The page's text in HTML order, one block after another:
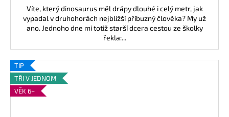
Víte, který dinosaurus měl drápy dlouhé i celý metr, jak
vypadal v druhohorách nejbližší příbuzný člověka? My už
ano. Jednoho dne mi totiž starší dcera cestou ze školky
řekla:...
TIP
TŘI V JEDNOM
VĚK 6+